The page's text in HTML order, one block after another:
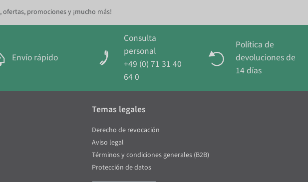
promociones y ¡mucho más!
Envío rápido
Consulta
personal
+49 (0) 71 31 40
64 0
Política de
devoluciones de
14 días
Temas legales
Derecho de revocación
Aviso legal
Términos y condiciones generales (B2B)
Protección de datos